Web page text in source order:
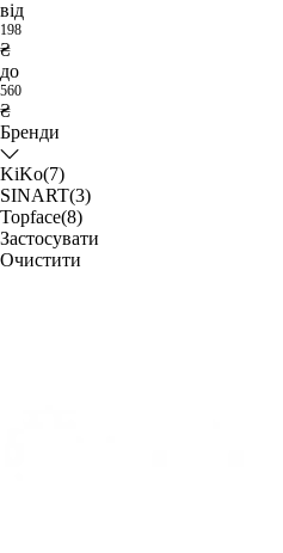
від
198
₴
до
560
₴
Бренди
KiKo(7)
SINART(3)
Topface(8)
Застосувати
Очистити